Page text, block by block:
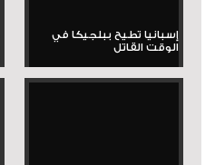
إسبانيا تطيح ببلجيكا في
الوقت القاتل